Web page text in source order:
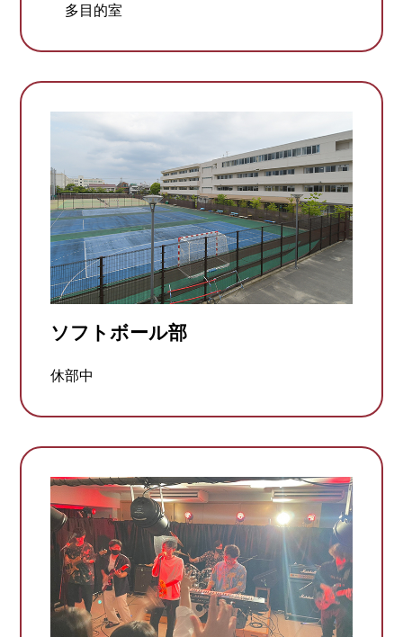
多目的室
ソフトボール部
休部中